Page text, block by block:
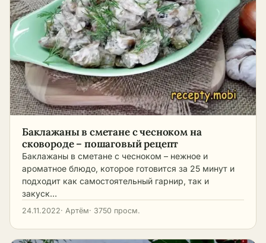
Баклажаны в сметане с чесноком на
сковороде – пошаговый рецепт
Баклажаны в сметане с чесноком – нежное и
ароматное блюдо, которое готовится за 25 минут и
подходит как самостоятельный гарнир, так и
закуск…
24.11.2022· Артём· 3750 просм.